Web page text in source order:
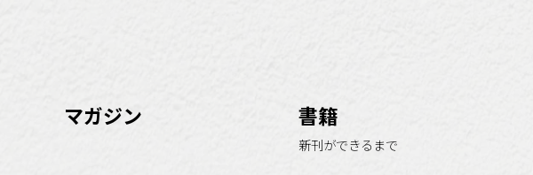
マガジン 書籍
新刊ができるまで